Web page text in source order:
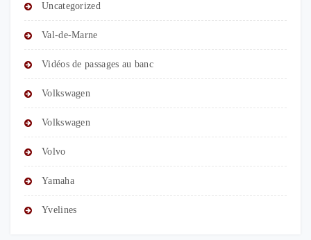
Uncategorized
Val-de-Marne
Vidéos de passages au banc
Volkswagen
Volkswagen
Volvo
Yamaha
Yvelines